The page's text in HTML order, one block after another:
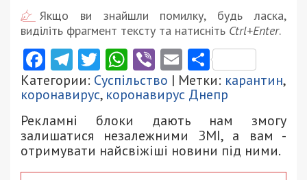
Якщо ви знайшли помилку, будь ласка,
виділіть фрагмент тексту та натисніть Ctrl+Enter.
Facebook
Telegram
Twitter
WhatsApp
ViberEmail
Категории: Суспільство | Метки: карантин,
коронавирус, коронавирус Днепр
Рекламні блоки дають нам змогу
залишатися незалежними ЗМІ, а вам -
отримувати найсвіжіші новини під ними.